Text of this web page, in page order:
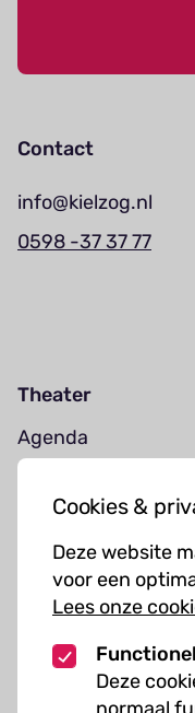
Cookies &
Deze website
voor een
Lees onze
Deze
Contact
info@kielzog.nl
0598 -37 37 77
Theater
Agenda
Muziekcursussen
Kunst cursussen
Over ons